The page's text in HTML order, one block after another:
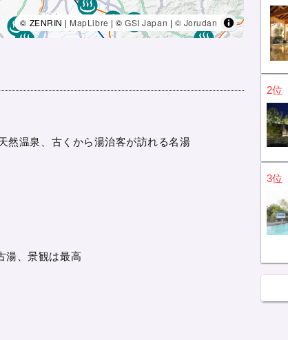
© ZENRIN | MapLibre | ©GSI Japan | © Jorudan
然温泉、古くから湯治客が訪れる名湯
湯、景観は最高
2位
3位